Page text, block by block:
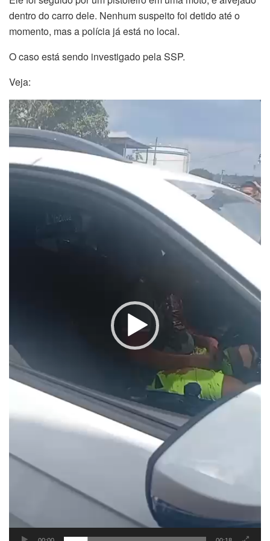
dentro do carro dele. Nenhum suspeito foi detido até o
momento, mas a polícia já está no local.
O caso está sendo investigado pela SSP.
Veja:
Tocador
de
vídeo